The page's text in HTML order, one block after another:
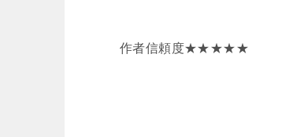
作者信頼度★★★★★